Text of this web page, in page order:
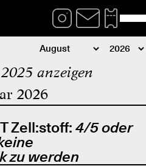
anzeigen
2026
Zell:stoff: 4/5 oder
zu werden